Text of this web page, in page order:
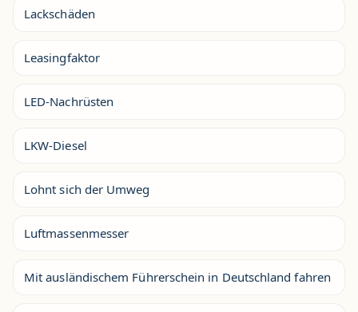
Lackschäden
Leasingfaktor
LED-Nachrüsten
LKW-Diesel
Lohnt sich der Umweg
Luftmassenmesser
Mit ausländischem Führerschein in Deutschland fahren